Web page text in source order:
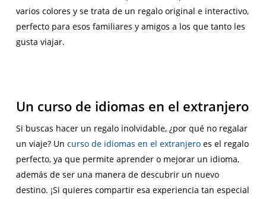
varios colores y se trata de un regalo original e interactivo,
perfecto para esos familiares y amigos a los que tanto les
gusta viajar.
Un curso de idiomas en el extranjero
Si buscas hacer un regalo inolvidable, ¿por qué no regalar
un viaje? Un curso de idiomas en el extranjeroes el regalo
perfecto, ya que permite aprender o mejorar un idioma,
además de ser una manera de descubrir un nuevo
destino. ¡Si quieres compartir esa experiencia tan especial